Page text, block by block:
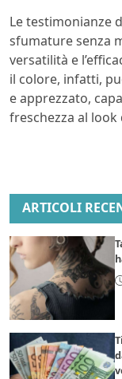
Le testimonianze
sfumature senza
versatilità e
il colore, infatti,
e apprezzato,
freschezza al
ARTICOLI